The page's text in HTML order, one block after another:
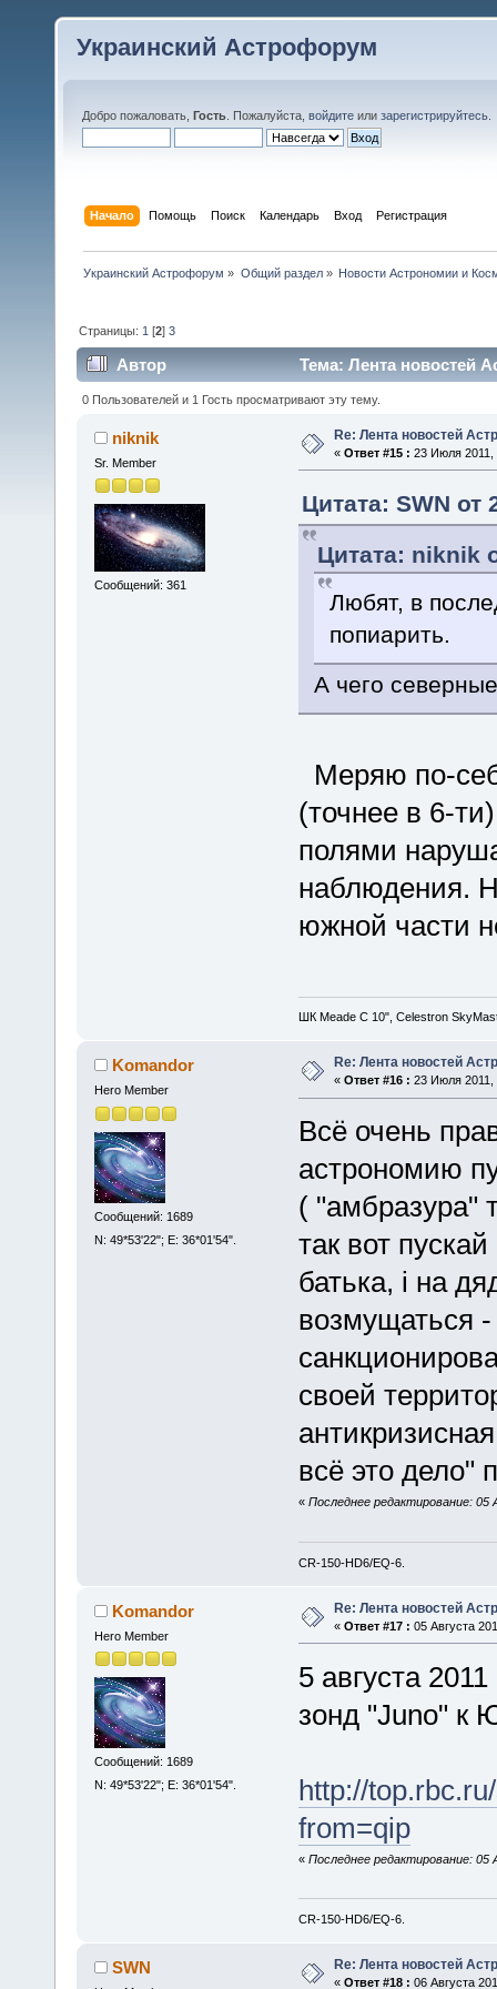
Украинский Астрофорум
Добро пожаловать, Гость . Пожалуйста, войдите или зарегистрируйтесь
Начало Помощь Поиск Календарь Вход Регистрация
Украинский Астрофорум » Общий раздел» Новости Астрономии и
Страницы: 1 [2]3
Автор Тема: Лента новостей
0 Пользователей и 1 Гость просматривают эту тему.
niknik
Sr. Member
Сообщений: 361
Re: Лента новостей
« Ответ #15 : 23 Июля 2011,
Цитата: SWN от
Цитата: niknik
Любят, в
попиарить.
А чего
Меряю по-
(точнее в 6-
полями
наблюдения.
южной части
ШК Meade С 10", Celestron
Komandor
Hero Member
Сообщений: 1689
N: 49*53'22"; E: 36*01'54".
Re: Лента новостей
« Ответ #16 : 23 Июля 2011,
Всё очень
астрономию
( "амбразура"
так вот пускай
батька, і на
возмущаться
своей
всё это дело"
« Последнее редактирование: 05
CR-150-HD6/EQ-6.
Komandor
Hero Member
Сообщений: 1689
N: 49*53'22"; E: 36*01'54".
Re: Лента новостей
« Ответ #17 : 05 Августа
5 августа
зонд "Juno" к
http://
from=qip
« Последнее редактирование: 05
CR-150-HD6/EQ-6.
SWN Re: Лента новостей
« Ответ #18 : 06 Августа